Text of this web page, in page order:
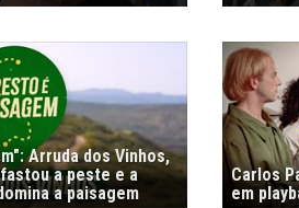
Arruda dos Vinhos,
a peste e a
a paisagem
Carlos
em